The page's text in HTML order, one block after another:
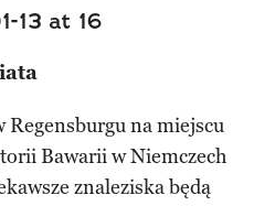
13 at 16
Regensburgu na miejscu
Bawarii w Niemczech
znaleziska będą